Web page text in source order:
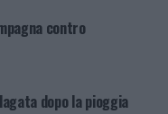
contro
dopo la pioggia